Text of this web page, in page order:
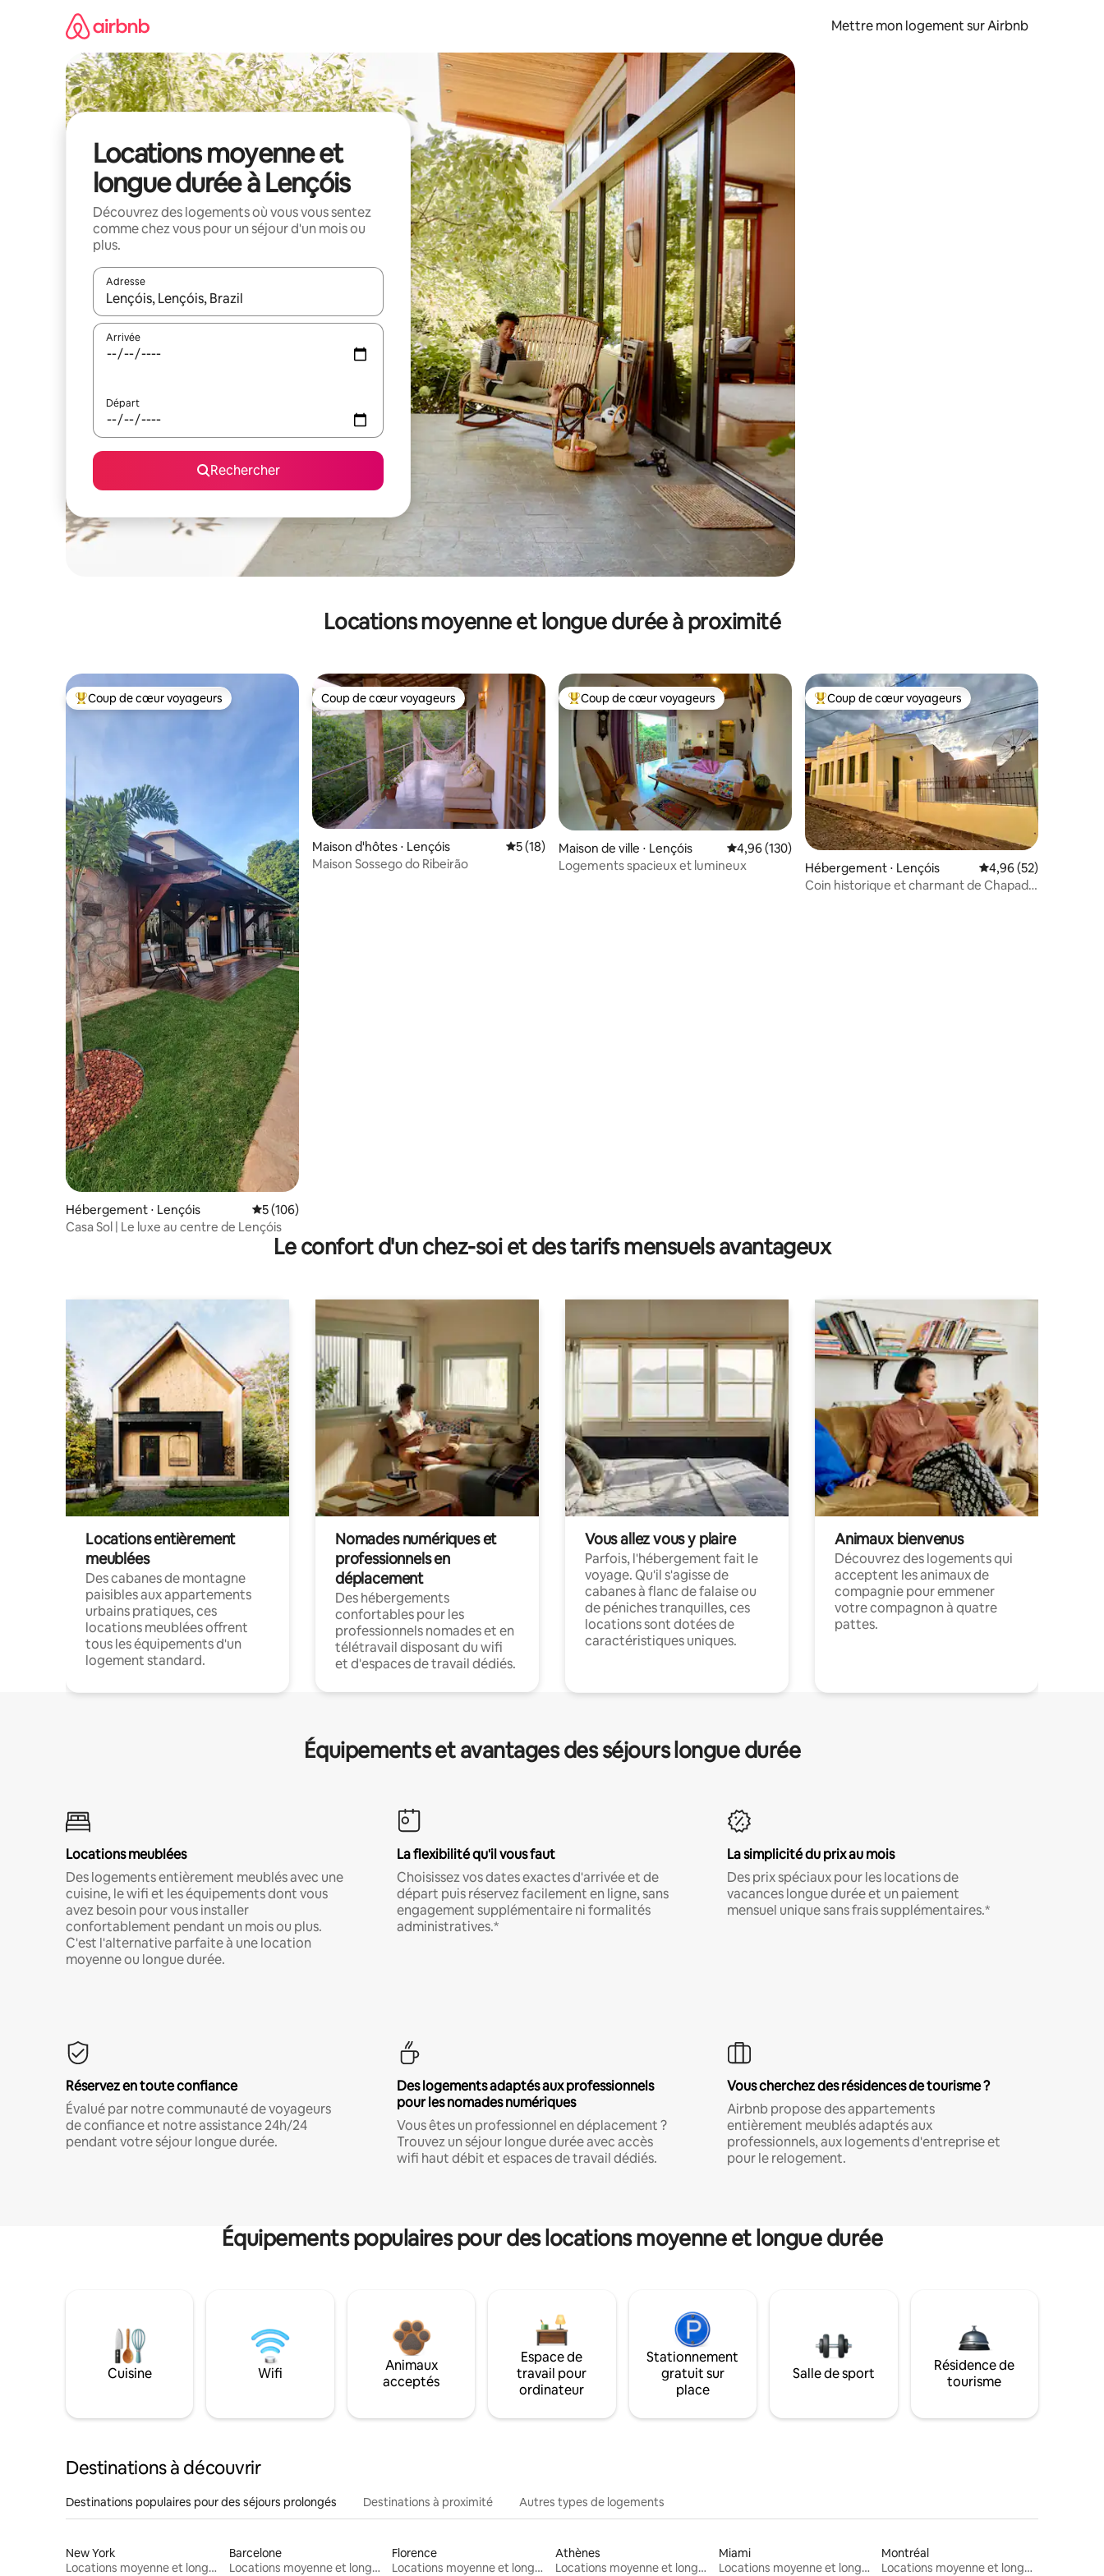
Mettre mon logement sur Airbnb
Locations moyenne et
longue durée à Lençóis
Découvrez des logements où vous vous sentez
comme chez vous pour un séjour d'un mois ou
plus.
Adresse
Lorsque les résultats s'affichent, utilisez les flèches vers le haut et vers le bas pour les parcourir ou en appuyant et en faisant glisser.
Arrivée
Départ
Rechercher
Locations moyenne et longue durée à proximité
Coups de cœur voyageurs les plus appréciés
Coup de cœur voyageurs
Hébergement ⋅ Lençóis Évaluation moyenne sur la base de 106 commentaires : 5 sur 5
5 (106)
Casa Sol | Le luxe au centre de Lençóis
Coup de cœur voyageurs
Coup de cœur voyageurs
Maison d'hôtes ⋅ Lençóis Évaluation moyenne sur la base de 18 commentaires : 5 sur 5
5 (18)
Maison Sossego do Ribeirão
Coups de cœur voyageurs les plus appréciés
Coup de cœur voyageurs
Maison de ville ⋅ Lençóis Évaluation moyenne sur la base de 130 commentaires : 4,96 sur 5
4,96 (130)
Logements spacieux et lumineux
Coups de cœur voyageurs les plus appréciés
Coup de cœur voyageurs
Hébergement ⋅ Lençóis Évaluation moyenne
4,96 (52)
Coin historique et charmant de Chapada
Le confort d'un chez-soi et des tarifs mensuels avantageux
Locations entièrement
meublées
Des cabanes de montagne
paisibles aux appartements
urbains pratiques, ces
locations meublées offrent
tous les équipements d'un
logement standard.
Nomades numériques et
professionnels en
déplacement
Des hébergements
confortables pour les
professionnels nomades et en
télétravail disposant du wifi
et d'espaces de travail dédiés.
Vous allez vous y plaire
Parfois, l'hébergement fait le
voyage. Qu'il s'agisse de
cabanes à flanc de falaise ou
de péniches tranquilles, ces
locations sont dotées de
caractéristiques uniques.
Animaux bienvenus
Découvrez des logements qui
acceptent les animaux de
compagnie pour emmener
votre compagnon à quatre
pattes.
Équipements et avantages des séjours longue durée
Locations meublées
Des logements entièrement meublés avec une
cuisine, le wifi et les équipements dont vous
avez besoin pour vous installer
confortablement pendant un mois ou plus.
C'est l'alternative parfaite à une location
moyenne ou longue durée.
La flexibilité qu'il vous faut
Choisissez vos dates exactes d'arrivée et de
départ puis réservez facilement en ligne, sans
engagement supplémentaire ni formalités
administratives.*
La simplicité du prix au mois
Des prix spéciaux pour les locations de
vacances longue durée et un paiement
mensuel unique sans frais supplémentaires.*
Réservez en toute confiance
Évalué par notre communauté de voyageurs
de confiance et notre assistance 24h/24
pendant votre séjour longue durée.
Des logements adaptés aux professionnels
pour les nomades numériques
Vous êtes un professionnel en déplacement ?
Trouvez un séjour longue durée avec accès
wifi haut débit et espaces de travail dédiés.
Vous cherchez des résidences de tourisme ?
Airbnb propose des appartements
entièrement meublés adaptés aux
professionnels, aux logements d'entreprise et
pour le relogement.
Équipements populaires pour des locations moyenne et longue durée
Cuisine Wifi
Animaux
acceptés
Espace de
travail pour
ordinateur
Stationnement
gratuit sur
place
Salle de sport
Résidence de
tourisme
Destinations à découvrir
Destinations populaires pour des séjours prolongés Destinations à proximité Autres types de logements
New York
Locations moyenne et longue durée
Barcelone
Locations moyenne et longue durée
Florence
Locations moyenne et longue durée
Athènes
Locations moyenne et longue durée
Miami
Locations moyenne et longue durée
Montréal
Locations moyenne et longue durée